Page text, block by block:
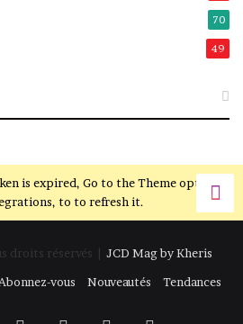
70
49
is expired, Go to the Theme options
to to refresh it.
droits réservés | JCD Mag by Kheris
Abonnez-vous Nouveautés Tendances